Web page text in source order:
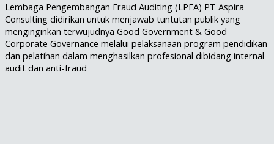
Lembaga Pengembangan Fraud Auditing (LPFA) PT Aspira
Consulting didirikan untuk menjawab tuntutan publik yang
menginginkan terwujudnya Good Government & Good
Corporate Governance melalui pelaksanaan program pendidikan
dan pelatihan dalam menghasilkan profesional dibidang internal
audit dan anti-fraud